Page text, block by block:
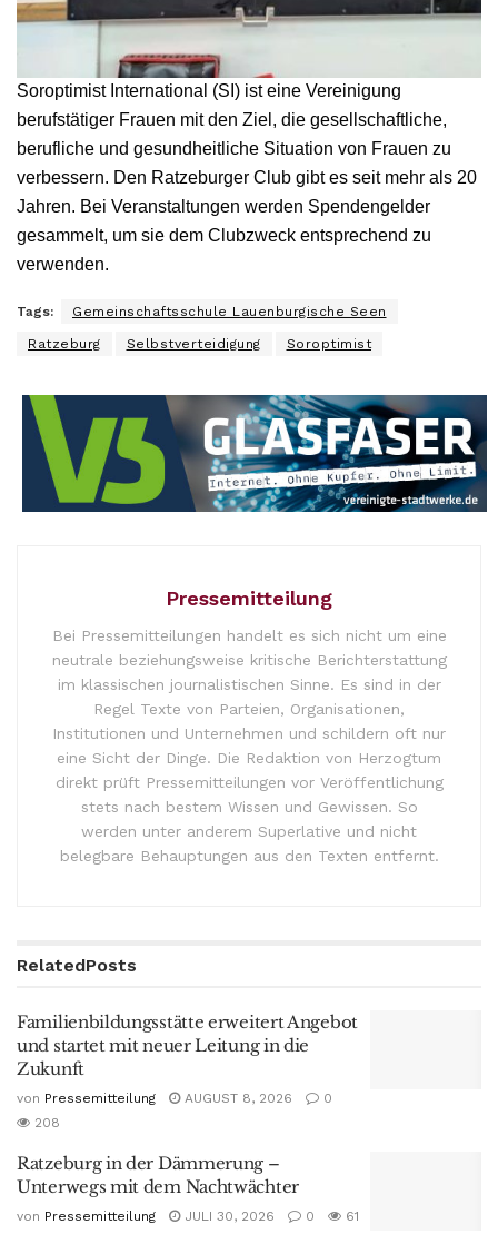
Soroptimist International (SI) ist eine Vereinigung
berufstätiger Frauen mit den Ziel, die gesellschaftliche,
berufliche und gesundheitliche Situation von Frauen zu
verbessern. Den Ratzeburger Club gibt es seit mehr als 20
Jahren. Bei Veranstaltungen werden Spendengelder
gesammelt, um sie dem Clubzweck entsprechend zu
verwenden.
Tags: Gemeinschaftsschule Lauenburgische Seen
Ratzeburg Selbstverteidigung Soroptimist
Pressemitteilung
Bei Pressemitteilungen handelt es sich nicht um eine
neutrale beziehungsweise kritische Berichterstattung
im klassischen journalistischen Sinne. Es sind in der
Regel Texte von Parteien, Organisationen,
Institutionen und Unternehmen und schildern oft nur
eine Sicht der Dinge. Die Redaktion von Herzogtum
direkt prüft Pressemitteilungen vor Veröffentlichung
stets nach bestem Wissen und Gewissen. So
werden unter anderem Superlative und nicht
belegbare Behauptungen aus den Texten entfernt.
RelatedPosts
Familienbildungsstätte erweitert Angebot
und startet mit neuer Leitung in die
Zukunft
von Pressemitteilung AUGUST 8, 2026
0
208
Ratzeburg in der Dämmerung –
Unterwegs mit dem Nachtwächter
von Pressemitteilung JULI 30, 2026 0 61